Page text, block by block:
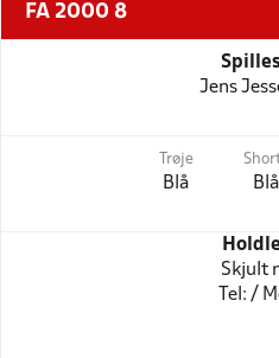
FA 2000 8
Jens
Trøje
Blå Blå
Skjult
Tel: /